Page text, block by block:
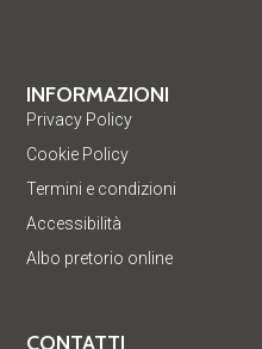
INFORMAZIONI
Privacy Policy
Cookie Policy
Termini e condizioni
Accessibilità
Albo pretorio online
CONTATTI